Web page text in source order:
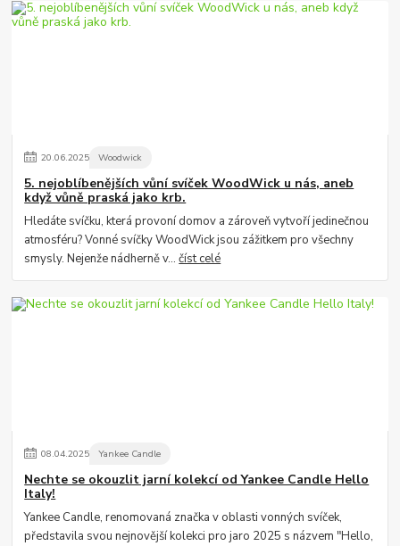
20.06.2025 Woodwick
5. nejoblíbenějších vůní svíček WoodWick u nás, aneb
když vůně praská jako krb.
Hledáte svíčku, která provoní domov a zároveň vytvoří jedinečnou
atmosféru? Vonné svíčky WoodWick jsou zážitkem pro všechny
smysly. Nejenže nádherně v...číst celé
08.04.2025 Yankee Candle
Nechte se okouzlit jarní kolekcí od Yankee Candle Hello
Italy!
Yankee Candle, renomovaná značka v oblasti vonných svíček,
představila svou nejnovější kolekci pro jaro 2025 s názvem "Hello,